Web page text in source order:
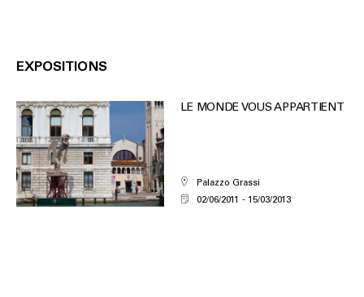
EXPOSITIONS
LE MONDE VOUS APPARTIENT
Palazzo Grassi
02/06/2011
15/03/2013